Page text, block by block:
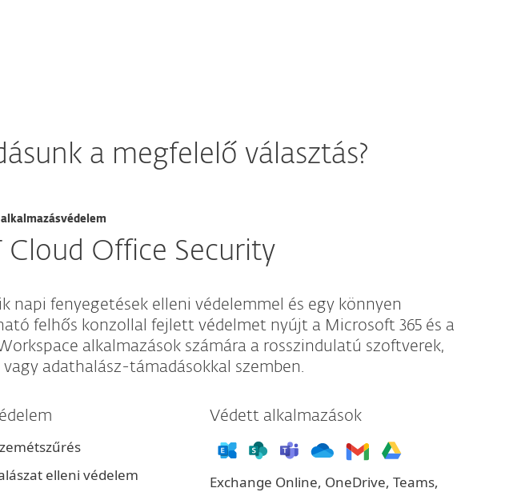
a megfelelő választás?
Cloud Office Security
napi fenyegetések elleni védelemmel és egy könnyen
felhős konzollal fejlett védelmet nyújt a Microsoft 365 és a
alkalmazások számára a rosszindulatú szoftverek,
adathalász-támadásokkal szemben.
elleni védelem
Védett alkalmazások
Exchange Online, OneDrive, Teams,